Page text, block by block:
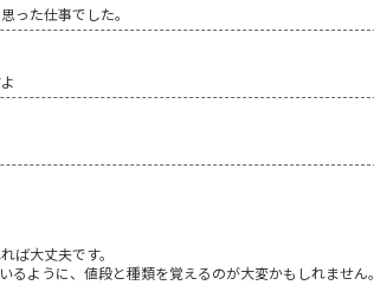
った仕事でした｡
ば大丈夫です。
ように、値段と種類を覚えるのが大変かもしれません。